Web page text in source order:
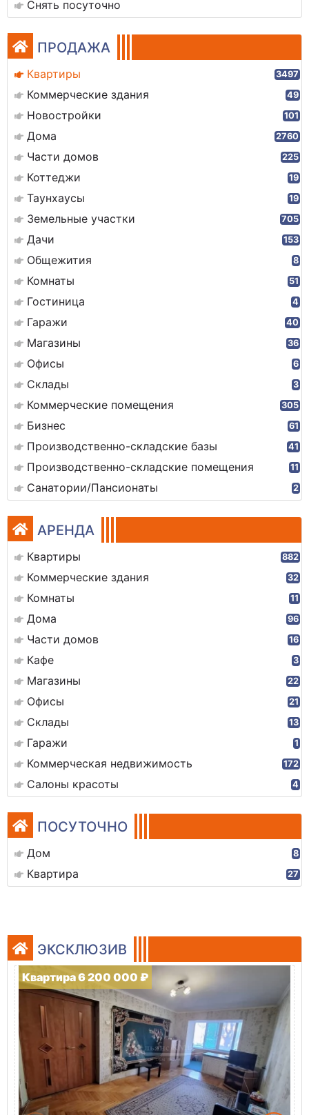
Снять посуточно
ПРОДАЖА
Квартиры 3497
Коммерческие здания 49
Новостройки 101
Дома 2760
Части домов 225
Коттеджи 19
Таунхаусы 19
Земельные участки 705
Дачи 153
Общежития 8
Комнаты 51
Гостиница 4
Гаражи 40
Магазины 36
Офисы 6
Склады 3
Коммерческие помещения 305
Бизнес 61
Производственно-складские базы 41
Производственно-складские помещения 11
Санатории/Пансионаты 2
АРЕНДА
Квартиры 882
Коммерческие здания 32
Комнаты 11
Дома 96
Части домов 16
Кафе 3
Магазины 22
Офисы 21
Склады 13
Гаражи 1
Коммерческая недвижимость 172
Салоны красоты 4
ПОСУТОЧНО
Дом 8
Квартира 27
ЭКСКЛЮЗИВ
Квартира 6 200 000 ₽